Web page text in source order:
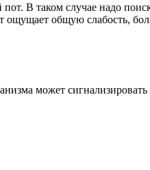
В таком случае надо
ощущает общую слабость,
может